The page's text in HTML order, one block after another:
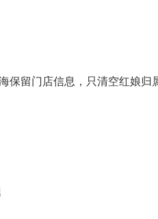
保留门店信息，只清空红娘归